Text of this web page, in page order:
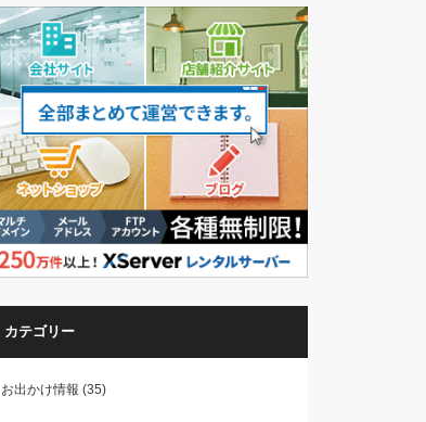
カテゴリー
お出かけ情報 (35)